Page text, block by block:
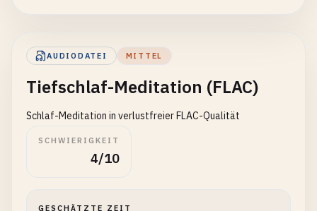
AUDIODATEI MITTEL
Tiefschlaf-Meditation (FLAC)
Schlaf-Meditation in verlustfreier FLAC-Qualität
SCHWIERIGKEIT
4/10
GESCHÄTZTE ZEIT